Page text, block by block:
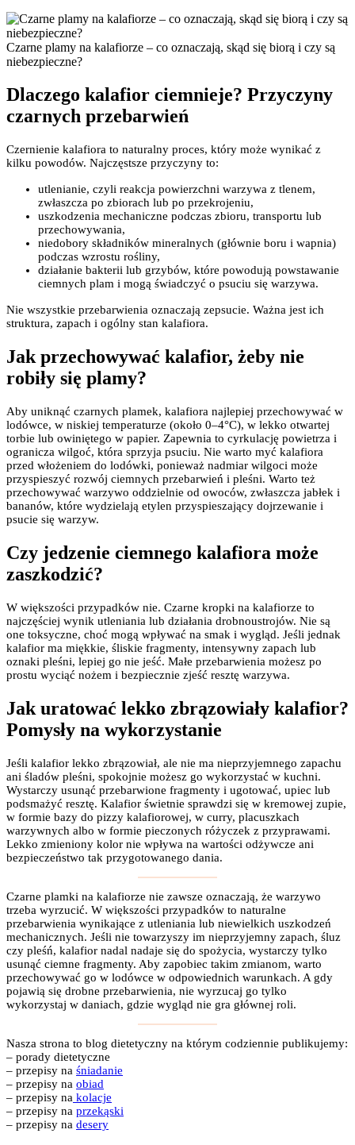
Czarne plamy na kalafiorze – co oznaczają, skąd się biorą i czy są
niebezpieczne?
Dlaczego kalafior ciemnieje? Przyczyny
czarnych przebarwień
Czernienie kalafiora to naturalny proces, który może wynikać z
kilku powodów. Najczęstsze przyczyny to:
utlenianie, czyli reakcja powierzchni warzywa z tlenem,
zwłaszcza po zbiorach lub po przekrojeniu,
uszkodzenia mechaniczne podczas zbioru, transportu lub
przechowywania,
niedobory składników mineralnych (głównie boru i wapnia)
podczas wzrostu rośliny,
działanie bakterii lub grzybów, które powodują powstawanie
ciemnych plam i mogą świadczyć o psuciu się warzywa.
Nie wszystkie przebarwienia oznaczają zepsucie. Ważna jest ich
struktura, zapach i ogólny stan kalafiora.
Jak przechowywać kalafior, żeby nie
robiły się plamy?
Aby uniknąć czarnych plamek, kalafiora najlepiej przechowywać w
lodówce, w niskiej temperaturze (około 0–4°C), w lekko otwartej
torbie lub owiniętego w papier. Zapewnia to cyrkulację powietrza i
ogranicza wilgoć, która sprzyja psuciu. Nie warto myć kalafiora
przed włożeniem do lodówki, ponieważ nadmiar wilgoci może
przyspieszyć rozwój ciemnych przebarwień i pleśni. Warto też
przechowywać warzywo oddzielnie od owoców, zwłaszcza jabłek i
bananów, które wydzielają etylen przyspieszający dojrzewanie i
psucie się warzyw.
Czy jedzenie ciemnego kalafiora może
zaszkodzić?
W większości przypadków nie. Czarne kropki na kalafiorze to
najczęściej wynik utleniania lub działania drobnoustrojów. Nie są
one toksyczne, choć mogą wpływać na smak i wygląd. Jeśli jednak
kalafior ma miękkie, śliskie fragmenty, intensywny zapach lub
oznaki pleśni, lepiej go nie jeść. Małe przebarwienia możesz po
prostu wyciąć nożem i bezpiecznie zjeść resztę warzywa.
Jak uratować lekko zbrązowiały kalafior?
Pomysły na wykorzystanie
Jeśli kalafior lekko zbrązowiał, ale nie ma nieprzyjemnego zapachu
ani śladów pleśni, spokojnie możesz go wykorzystać w kuchni.
Wystarczy usunąć przebarwione fragmenty i ugotować, upiec lub
podsmażyć resztę. Kalafior świetnie sprawdzi się w kremowej zupie,
w formie bazy do pizzy kalafiorowej, w curry, placuszkach
warzywnych albo w formie pieczonych różyczek z przyprawami.
Lekko zmieniony kolor nie wpływa na wartości odżywcze ani
bezpieczeństwo tak przygotowanego dania.
Czarne plamki na kalafiorze nie zawsze oznaczają, że warzywo
trzeba wyrzucić. W większości przypadków to naturalne
przebarwienia wynikające z utleniania lub niewielkich uszkodzeń
mechanicznych. Jeśli nie towarzyszy im nieprzyjemny zapach, śluz
czy pleśń, kalafior nadal nadaje się do spożycia, wystarczy tylko
usunąć ciemne fragmenty. Aby zapobiec takim zmianom, warto
przechowywać go w lodówce w odpowiednich warunkach. A gdy
pojawią się drobne przebarwienia, nie wyrzucaj go tylko
wykorzystaj w daniach, gdzie wygląd nie gra głównej roli.
Nasza strona to blog dietetyczny na którym codziennie publikujemy:
– porady dietetyczne
– przepisy na śniadanie
– przepisy na obiad
– przepisy na kolacje
– przepisy na przekąski
– przepisy na desery